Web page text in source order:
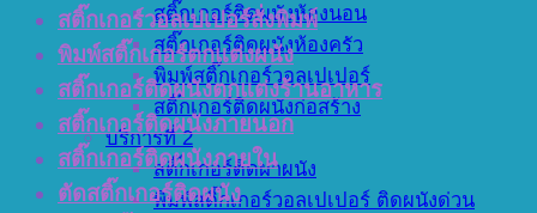
สติ๊กเกอร์ติดผนังห้องนอน
สติ๊กเกอร์ติดผนังห้องครัว
พิมพ์สติ๊กเกอร์วอลเปเปอร์
สติ๊กเกอร์ติดผนังก่อสร้าง
บริการที่ 2
สติ๊กเกอร์ติดฝาผนัง
พิมพ์สติ๊กเกอร์วอลเปเปอร์ ติดผนังด่วน
สติ๊กเกอร์วอลเปเปอร์สั่งพิมพ์
พิมพ์สติ๊กเกอร์ตกแต่งผนัง
สติ๊กเกอร์ติดผนังตกแต่งร้านอาหาร
สติ๊กเกอร์ติดผนังภายนอก
สติ๊กเกอร์ติดผนังภายใน
ตัดสติ๊กเกอร์ติดผนัง